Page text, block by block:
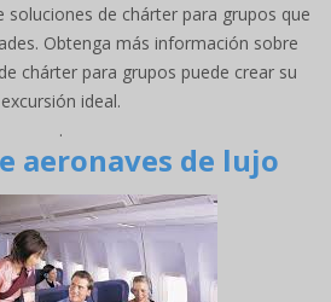
de chárter para grupos que
Obtenga más información sobre
chárter para grupos puede crear su
excursión ideal.
.
aeronaves de lujo